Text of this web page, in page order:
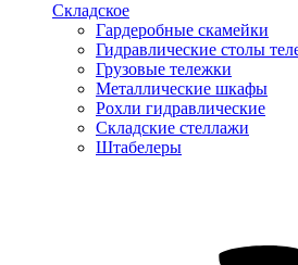
Складское
Гардеробные скамейки
Гидравлические столы
Грузовые тележки
Металлические шкафы
Рохли гидравлические
Складские стеллажи
Штабелеры